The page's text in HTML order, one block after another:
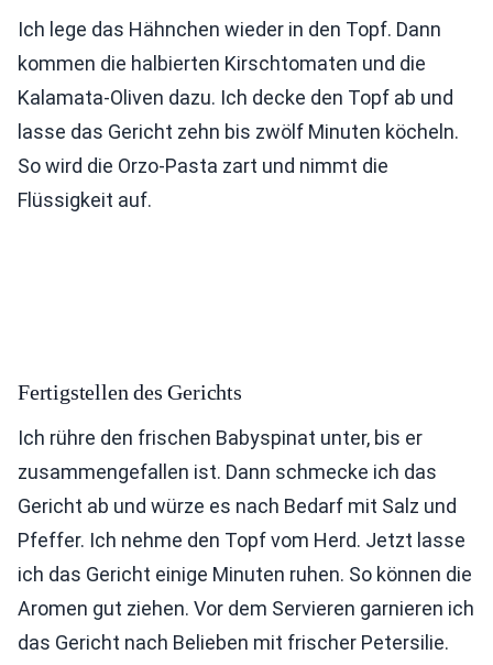
Ich lege das Hähnchen wieder in den Topf. Dann
kommen die halbierten Kirschtomaten und die
Kalamata-Oliven dazu. Ich decke den Topf ab und
lasse das Gericht zehn bis zwölf Minuten köcheln.
So wird die Orzo-Pasta zart und nimmt die
Flüssigkeit auf.
Fertigstellen des Gerichts
Ich rühre den frischen Babyspinat unter, bis er
zusammengefallen ist. Dann schmecke ich das
Gericht ab und würze es nach Bedarf mit Salz und
Pfeffer. Ich nehme den Topf vom Herd. Jetzt lasse
ich das Gericht einige Minuten ruhen. So können die
Aromen gut ziehen. Vor dem Servieren garnieren ich
das Gericht nach Belieben mit frischer Petersilie.